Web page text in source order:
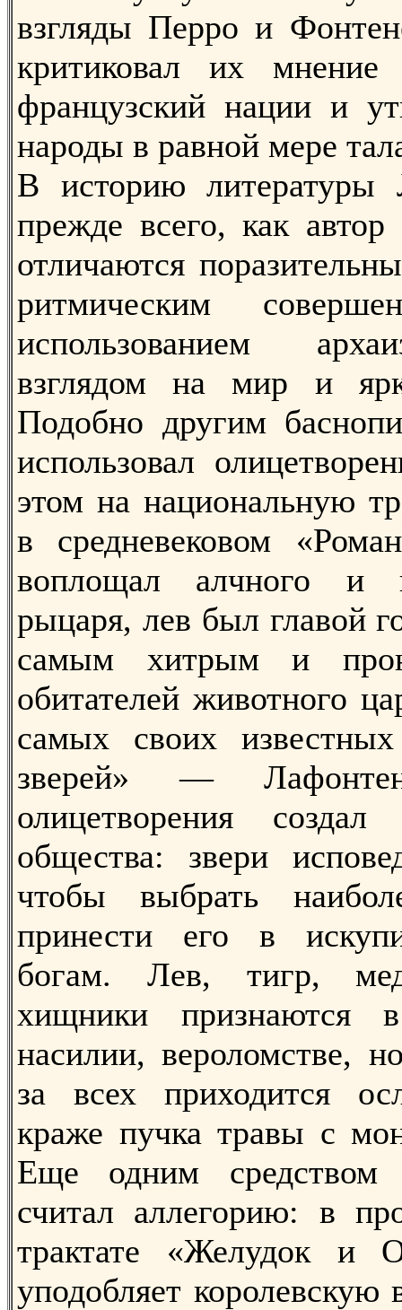
взгляды Перро и
критиковал их мнение
французский нации и
народы в равной мере
В историю литературы
прежде всего, как автор
отличаются
ритмическим
использованием
взглядом на мир и
Подобно другим
использовал
этом на национальную
в средневековом
воплощал алчного и
рыцаря, лев был главой
самым хитрым и
обитателей животного
самых своих
зверей» —
олицетворения
общества: звери
чтобы выбрать
принести его в
богам. Лев, тигр,
хищники признаются
насилии, вероломстве,
за всех приходится
краже пучка травы с
Еще одним средством
считал аллегорию: в
трактате «Желудок и
уподобляет